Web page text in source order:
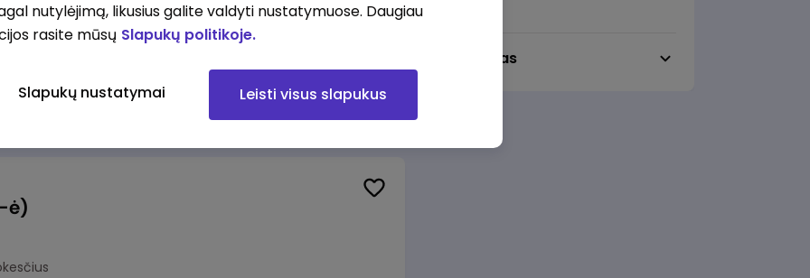
Veiklos užtikrinimo ir atitikties vyr. ekspertas (-ė) (Klaipėda) (Klaipėda, LT)
ė)
Darbo laikas
nutylėjimą, likusius galite valdyti nustatymuose. Daugiau
rasite mūsų Slapukų politikoje.
Slapukų nustatymai Leisti visus slapukus